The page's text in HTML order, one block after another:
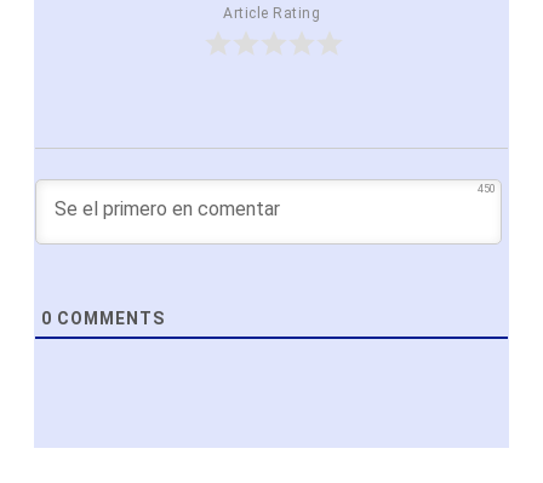
Article Rating
450
0 COMMENTS